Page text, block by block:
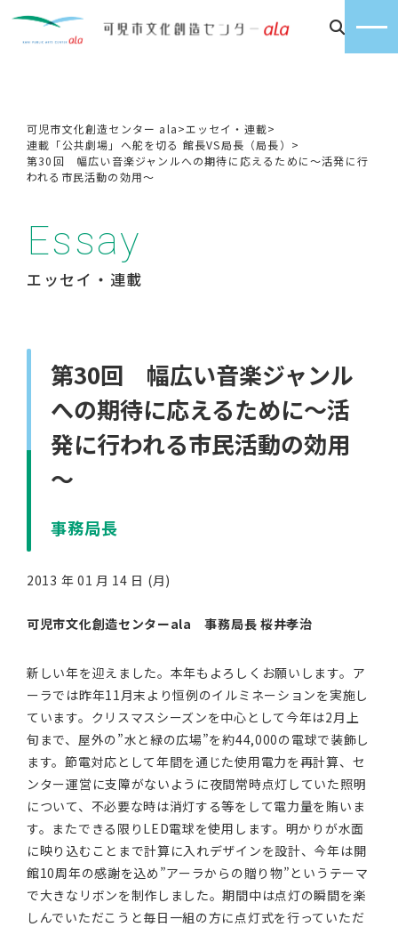
可児市文化創造センター ala>エッセイ・連載>
連載「公共劇場」へ舵を切る 館長VS局長（局長） >
第30回 幅広い音楽ジャンルへの期待に応えるために～活発に行
われる市民活動の効用～
Essay
エッセイ・連載
第30回 幅広い音楽ジャンル
への期待に応えるために～活
発に行われる市民活動の効用
～
事務局長
2013 年 01 月 14 日 (月)
可児市文化創造センターala 事務局長 桜井孝治
新しい年を迎えました。本年もよろしくお願いします。ア
ーラでは昨年11月末より恒例のイルミネーションを実施し
ています。クリスマスシーズンを中心として今年は2月上
旬まで、屋外の”水と緑の広場”を約44,000の電球で装飾し
ます。節電対応として年間を通じた使用電力を再計算、セ
ンター運営に支障がないように夜間常時点灯していた照明
について、不必要な時は消灯する等をして電力量を賄いま
す。またできる限りLED電球を使用します。明かりが水面
に映り込むことまで計算に入れデザインを設計、今年は開
館10周年の感謝を込め”アーラからの贈り物”というテーマ
で大きなリボンを制作しました。期間中は点灯の瞬間を楽
しんでいただこうと毎日一組の方に点灯式を行っていただ